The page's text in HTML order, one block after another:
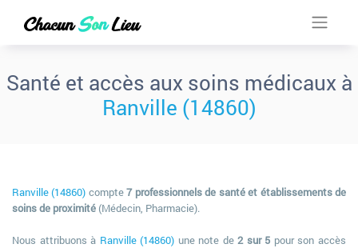
Santé et accès aux soins médicaux à
Ranville (14860)
Ranville (14860) compte7 professionnels de santé et établissements de
soins de proximité (Médecin, Pharmacie).
Nous attribuons à Ranville (14860) une note de2 sur 5 pour son accès